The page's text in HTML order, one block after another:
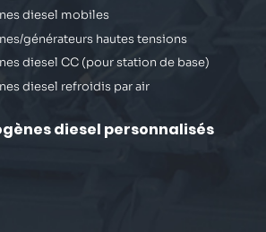
diesel mobiles
générateurs hautes tensions
diesel CC (pour station de base)
diesel refroidis par air
diesel personnalisés